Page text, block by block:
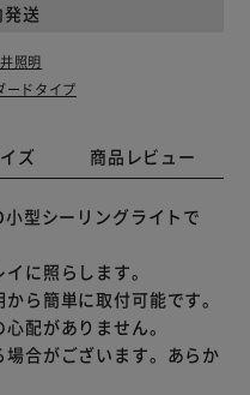
送
照明
ードタイプ
ズ 商品レビュー
型シーリングライトで
に照らします。
ら簡単に取付可能です。
配がありません。
合がございます。あらか